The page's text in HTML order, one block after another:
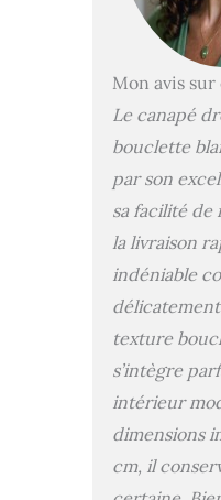
Mon avis
Le canapé
bouclette
par son
sa facilité de
la livraison
indéniable
texture
s’intègre
intérieur
dimensions
cm, il